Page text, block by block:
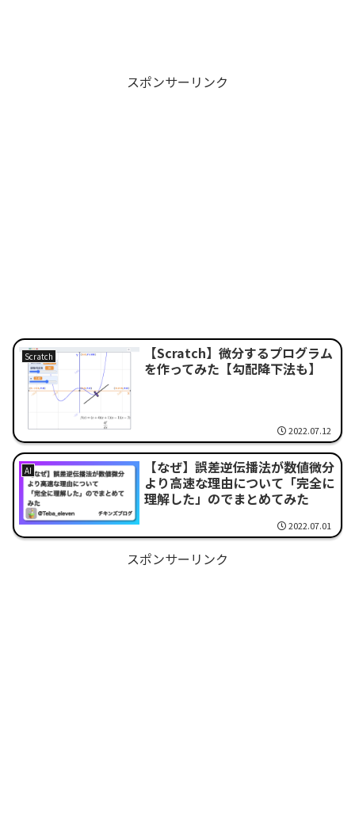
スポンサーリンク
Scratch
【Scratch】微分するプログラム
を作ってみた【勾配降下法も】
2022.07.12
AI
【なぜ】誤差逆伝播法が数値微分
より高速な理由について「完全に
理解した」のでまとめてみた
2022.07.01
スポンサーリンク